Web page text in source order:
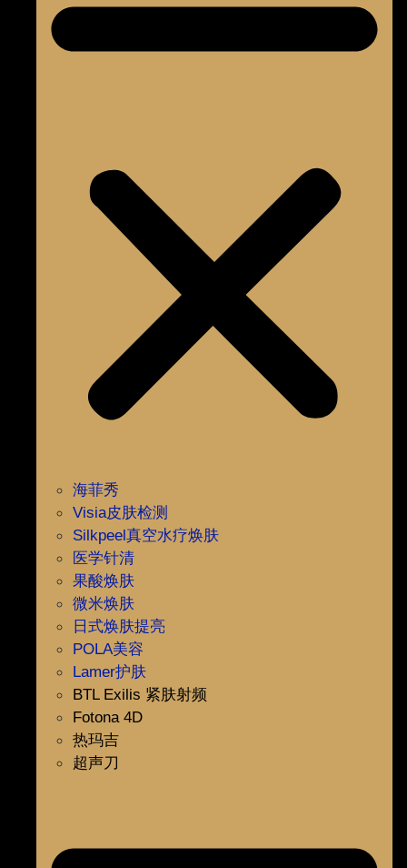
海菲秀
Visia皮肤检测
Silkpeel真空水疗焕肤
医学针清
果酸焕肤
微米焕肤
日式焕肤提亮
POLA美容
Lamer护肤
BTL Exilis 紧肤射频
Fotona 4D
热玛吉
超声刀